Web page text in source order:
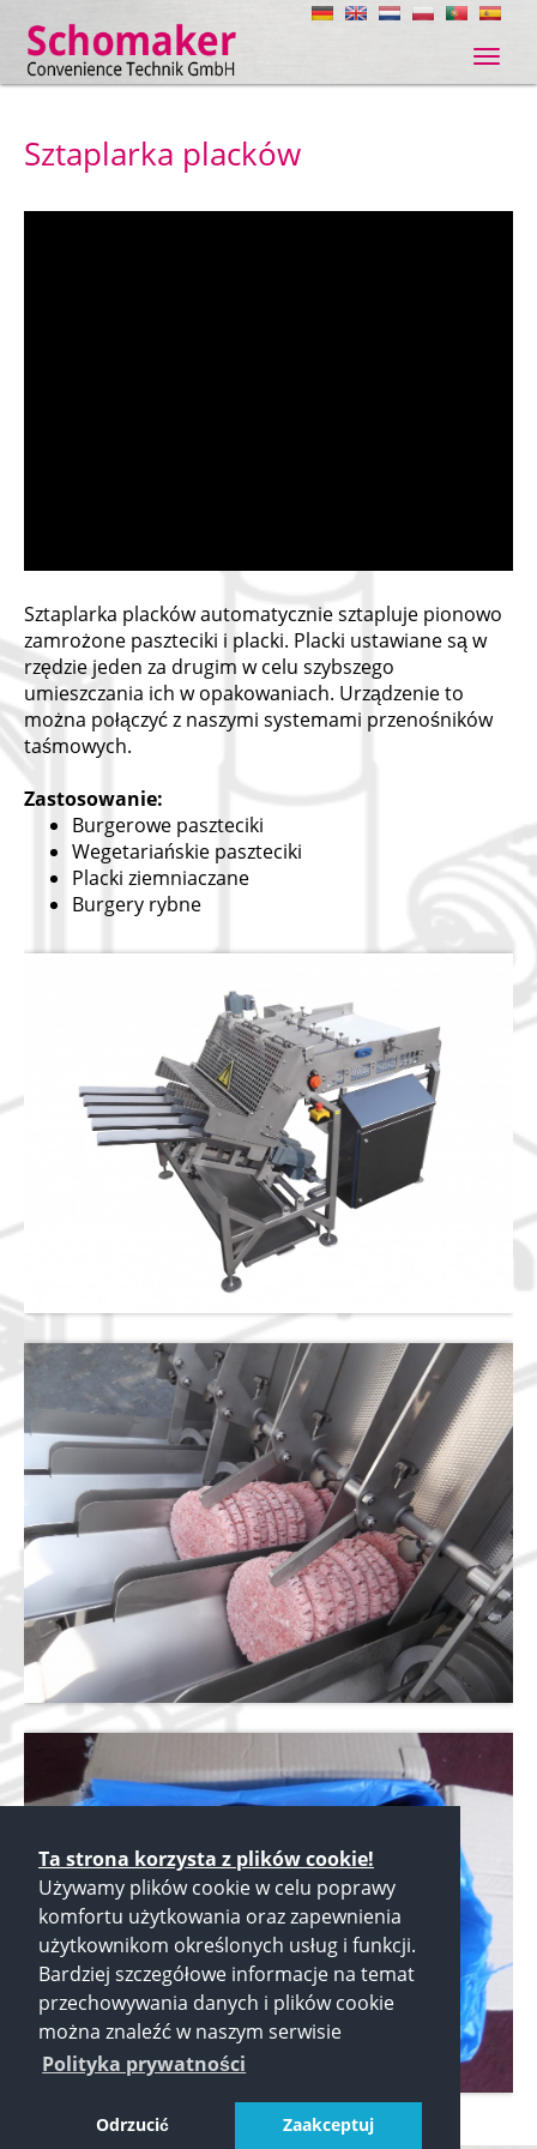
Ta strona korzysta z plików cookie!
Używamy plików cookie w celu poprawy
komfortu użytkowania oraz zapewnienia
użytkownikom określonych usług i funkcji.
Bardziej szczegółowe informacje na temat
przechowywania danych i plików cookie
można znaleźć w naszym serwisie
Polityka prywatności
Odrzucić Zaakceptuj
ein-/
Sztaplarka placków
Sztaplarka placków automatycznie sztapluje pionowo
zamrożone paszteciki i placki. Placki ustawiane są w
rzędzie jeden za drugim w celu szybszego
umieszczania ich w opakowaniach. Urządzenie to
można połączyć z naszymi systemami przenośników
taśmowych.
Zastosowanie:
Burgerowe paszteciki
Wegetariańskie paszteciki
Placki ziemniaczane
Burgery rybne